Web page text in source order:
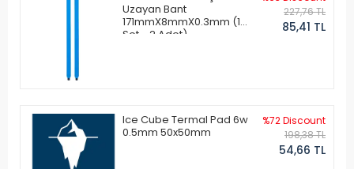
Uzayan Bant
171mmX8mmX0.3mm (1
Set - 2 Adet)
227,76 TL
85,41 TL
Ice Cube Termal Pad 6w
0.5mm 50x50mm
%72 Discount
198,38 TL
54,66 TL